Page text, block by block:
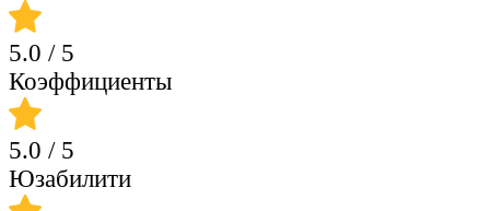
5.0 / 5
Коэффициенты
5.0 / 5
Юзабилити